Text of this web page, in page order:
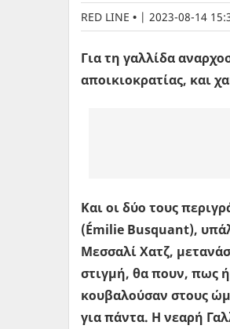
RED LINE | 2023-08-14
Για τη γαλλίδα
αποικιοκρατίας, και
Και οι δύο τους
(Émilie Busquant),
Μεσσαλί Χατζ,
στιγμή, θα πουν, πως
κουβαλούσαν στους
για πάντα. Η νεαρή